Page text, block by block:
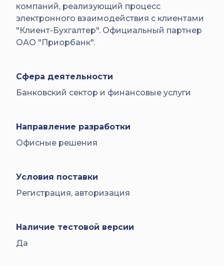
компаний, реализующий процесс
электронного взаимодействия с клиентами
"Клиент-Бухгалтер". Официальный партнер
ОАО "Приорбанк".
Сфера деятельности
Банковский сектор и финансовые услуги
Направление разработки
Офисные решения
Условия поставки
Регистрация, авторизация
Наличие тестовой версии
Да